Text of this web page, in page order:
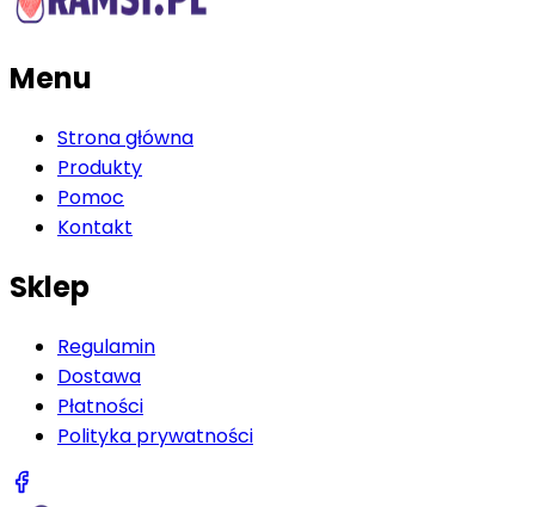
Menu
Strona główna
Produkty
Pomoc
Kontakt
Sklep
Regulamin
Dostawa
Płatności
Polityka prywatności